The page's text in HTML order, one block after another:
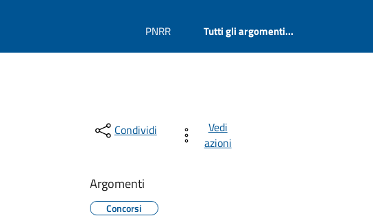
PNRR Tutti gli argomenti...
Condividi
Vedi
azioni
Argomenti
Concorsi